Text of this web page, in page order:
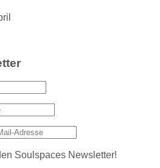
Soulspaces Newsletter!